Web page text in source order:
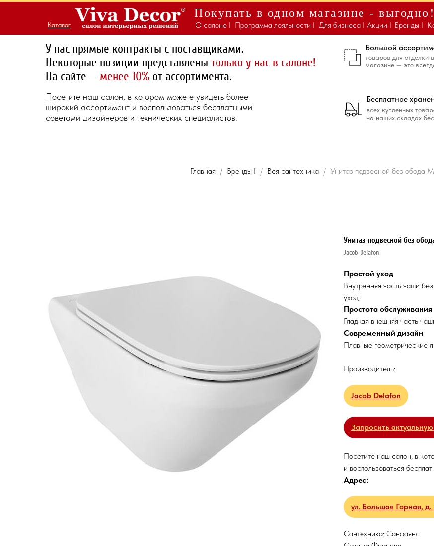
Покупать в одном магазине - выгодно!
Бренды I
Акции I
Для бизнеса I
Каталог
Каталог Программа лояльности I
О салоне I
всех купленных
на наших складах
Бесплатное
товаров для отделки
магазине — это
Большой
У нас прямые контракты с поставщиками.
Некоторые позиции представлены только у нас в салоне!
На сайте — менее 10% от ассортимента.
Посетите наш салон, в котором можете увидеть более
широкий ассортимент и воспользоваться бесплатными
советами дизайнеров и технических специалистов.
Главная Бренды I Вся сантехника Унитаз подвесной без обода
Унитаз подвесной без
Jacob Delafon
Простой уход
Внутренняя часть чаши
уход.
Простота обслуживания
Гладкая внешняя часть
Современный дизайн
Плавные геометрические
Производитель:
Jacob Delafon
Запросить
Посетите наш салон, в
и воспользоваться
Адрес:
ул. Большая Горная, д.
Сантехника: Санфаянс